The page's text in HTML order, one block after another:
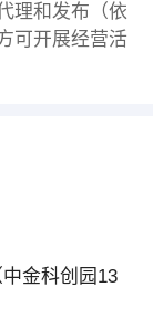
理和发布（依
可开展经营活
金科创园13